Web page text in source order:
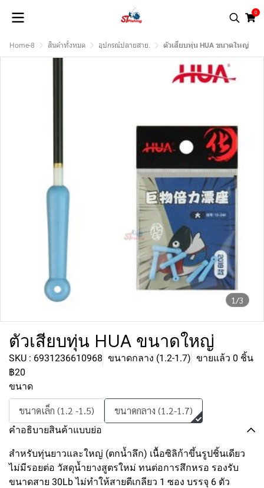
0
Home-8 สินค้าทั้งหมด อุปกรณ์ปลายสาย. ตัวเสียบทุ่น HUA ขนาดใหญ่
1/3
ตัวเสียบทุ่น HUA ขนาดใหญ่
SKU : 6931236610968 ขนาดกลาง (1.2-1.7) ขายแล้ว 0 ชิ้น
฿20
ขนาด
ขนาดเล็ก (1.2 -1.5) ขนาดกลาง (1.2-1.7)
คำอธิบายสินค้าแบบย่อ
สำหรับทุ่นยาวและใหญ่ (ตกน้ำลึก) เนื้อซิลิก้าขึ้นรูปชิ้นเดียว
ไม่มีรอยต่อ วัสดุน้ำยางสูตรใหม่ ทนต่อการสึกหรอ รองรับ
ขนาดสาย 30Lb ไม่ทำให้สายตีเกลียว 1 ซอง บรรจุ 6 ตัว